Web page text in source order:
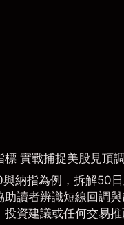
標 實戰捕捉美股見頂
納指為例，拆解50
助讀者辨識短線回調
資建議或任何交易推